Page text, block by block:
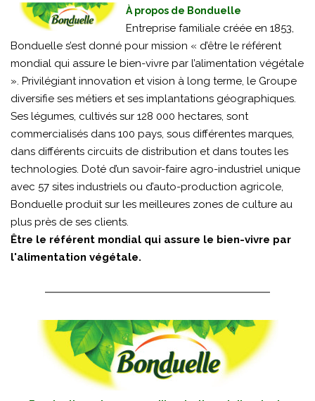
À propos de Bonduelle
Entreprise familiale créée en 1853,
Bonduelle s’est donné pour mission « d’être le référent
mondial qui assure le bien-vivre par l’alimentation végétale
». Privilégiant innovation et vision à long terme, le Groupe
diversifie ses métiers et ses implantations géographiques.
Ses légumes, cultivés sur 128 000 hectares, sont
commercialisés dans 100 pays, sous différentes marques,
dans différents circuits de distribution et dans toutes les
technologies. Doté d’un savoir-faire agro-industriel unique
avec 57 sites industriels ou d’auto-production agricole,
Bonduelle produit sur les meilleures zones de culture au
plus près de ses clients.
Être le référent mondial qui assure le bien-vivre par
l'alimentation végétale.